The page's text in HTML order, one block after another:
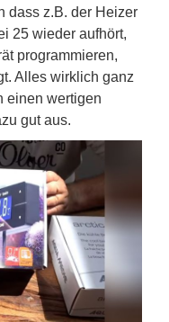
dass z.B. der Heizer
25 wieder aufhört,
programmieren,
Alles wirklich ganz
einen wertigen
gut aus.